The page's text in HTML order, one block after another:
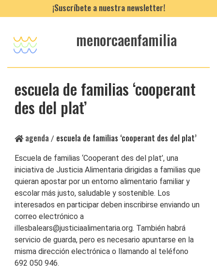
¡Suscríbete a nuestra newsletter!
menorcaenfamilia
escuela de familias ‘cooperant
des del plat’
agenda / escuela de familias ‘cooperant des del plat’
Escuela de familias ‘Cooperant des del plat’, una
iniciativa de Justicia Alimentaria dirigidas a familias que
quieran apostar por un entorno alimentario familiar y
escolar más justo, saludable y sostenible. Los
interesados en participar deben inscribirse enviando un
correo electrónico a
illesbalears@justiciaalimentaria.org. También habrá
servicio de guarda, pero es necesario apuntarse en la
misma dirección electrónica o llamando al teléfono
692 050 946.